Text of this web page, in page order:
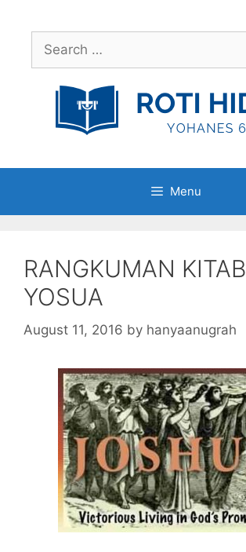
contentSearch
for:
Menu
RANGKUMAN KITAB
YOSUA
August 11, 2016 by hanyaanugrah